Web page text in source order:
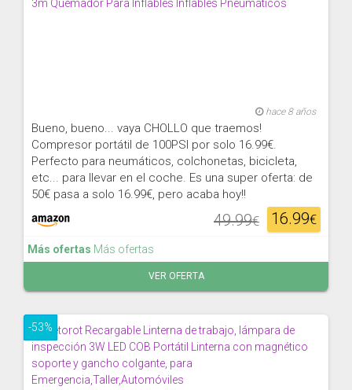
hace 8 años
Bueno, bueno... vaya CHOLLO que traemos!
Compresor portátil de 100PSI por solo 16.99€.
Perfecto para neumáticos, colchonetas, bicicleta,
etc... para llevar en el coche. Es una super oferta: de
50€ pasa a solo 16.99€, pero acaba hoy!!
16.99€
49.99€
Más ofertas Más ofertas
VER OFERTA
-53%